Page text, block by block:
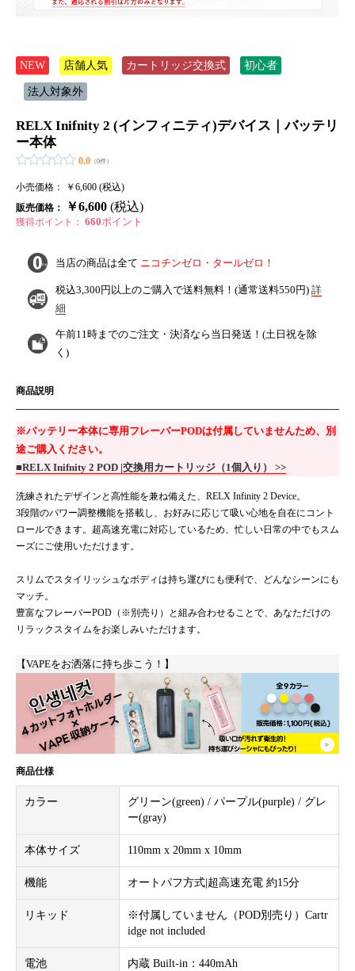
NEW 店舗人気 カートリッジ交換式 初心者
法人対象外
RELX Inifnity 2 (インフィニティ)デバイス｜バッテリ
ー本体
0.0 （0件）
小売価格：
￥6,600 (税込)
販売価格：
￥6,600 (税込)
獲得ポイント： 660ポイント
当店の商品は全て ニコチンゼロ・タールゼロ！
税込3,300円以上のご購入で送料無料！ (通常送料550円) 詳
細
午前11時までのご注文・決済なら 当日発送！ (土日祝を除
く)
商品説明
※バッテリー本体に専用フレーバーPODは付属していませんため、別
途ご購入ください。
■RELX Inifnity 2 POD |交換用カートリッジ（1個入り） >>
洗練されたデザインと高性能を兼ね備えた、RELX Infinity 2 Device。
3段階のパワー調整機能を搭載し、お好みに応じて吸い心地を自在にコント
ロールできます。超高速充電に対応しているため、忙しい日常の中でもスム
ーズにご使用いただけます。
スリムでスタイリッシュなボディは持ち運びにも便利で、どんなシーンにも
マッチ。
豊富なフレーバーPOD（※別売り）と組み合わせることで、あなただけの
リラックスタイムをお楽しみいただけます。
【VAPEをお洒落に持ち歩こう！】
商品仕様
カラー
グリーン(green) / パープル(purple) / グレ
ー(gray)
本体サイズ 110mm x 20mm x 10mm
機能 オートパフ方式|超高速充電 約15分
リキッド
※付属していません（POD別売り）Cartr
idge not included
電池 内蔵 Built-in：440mAh